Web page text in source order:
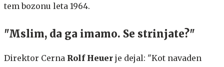
tem bozonu leta 1964.
"Mslim, da ga imamo. Se strinjate?"
Direktor Cerna Rolf Heuer je dejal: "Kot navaden